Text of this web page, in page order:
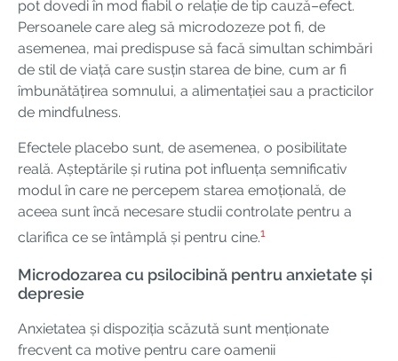
pot dovedi în mod fiabil o relație de tip cauză–efect.
Persoanele care aleg să microdozeze pot fi, de
asemenea, mai predispuse să facă simultan schimbări
de stil de viață care susțin starea de bine, cum ar fi
îmbunătățirea somnului, a alimentației sau a practicilor
de mindfulness.
Efectele placebo sunt, de asemenea, o posibilitate
reală. Așteptările și rutina pot influența semnificativ
modul în care ne percepem starea emoțională, de
aceea sunt încă necesare studii controlate pentru a
clarifica ce se întâmplă și pentru cine.1
Microdozarea cu psilocibină pentru anxietate și
depresie
Anxietatea și dispoziția scăzută sunt menționate
frecvent ca motive pentru care oamenii